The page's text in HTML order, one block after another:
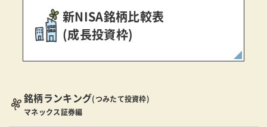
新NISA銘柄比較表
(成長投資枠)
銘柄ランキング(つみたて投資枠)
マネックス証券編